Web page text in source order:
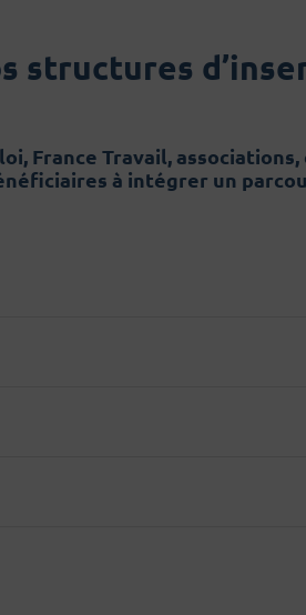
structures
France Travail,
à intégrer un